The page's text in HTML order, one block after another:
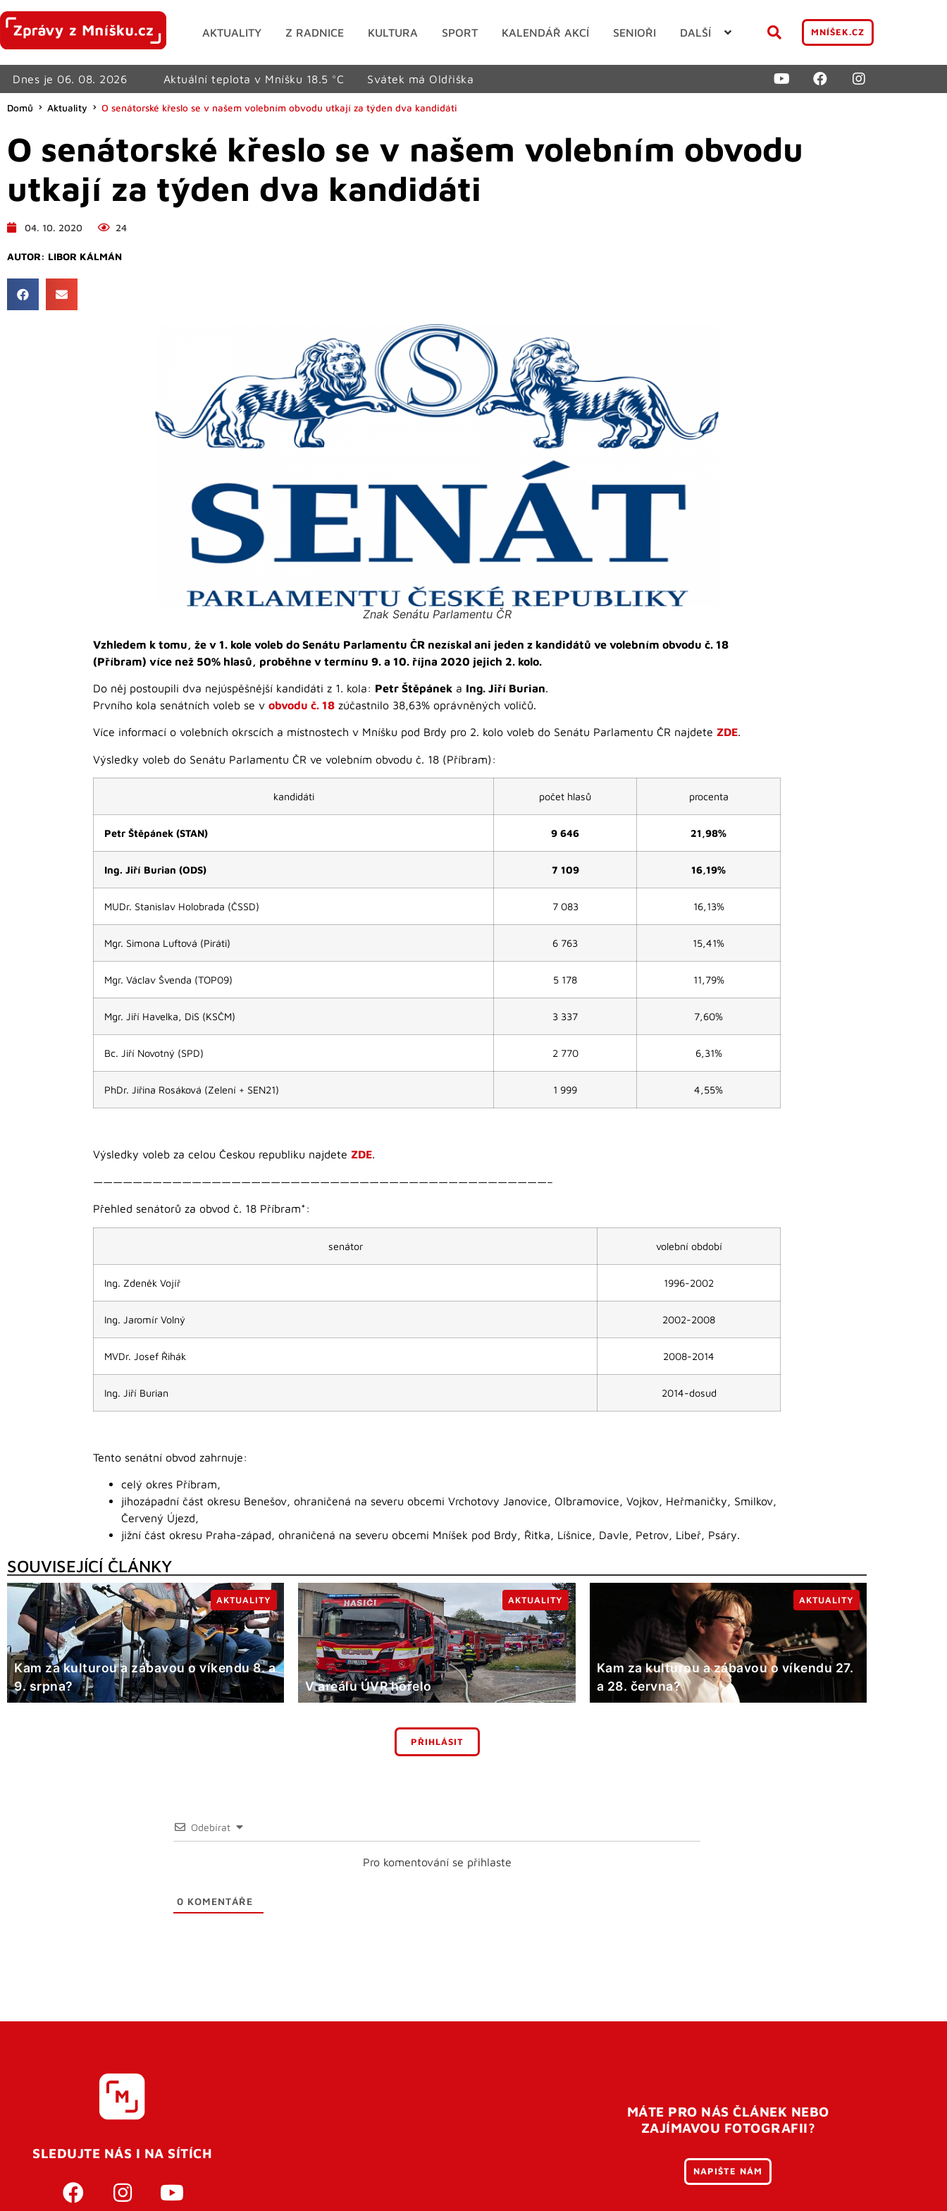
AKTUALITY Z RADNICE KULTURA SPORT KALENDÁŘ AKCÍ SENIOŘI DALŠÍ MNÍŠEK.CZ
Dnes je 06. 08. 2026 Aktuální teplota v Mníšku 18.5 °C Svátek má Oldřiška
Domů Aktuality O senátorské křeslo se v našem volebním obvodu utkají za týden dva kandidáti
O senátorské křeslo se v našem volebním obvodu
utkají za týden dva kandidáti
04. 10. 2020 24
AUTOR: LIBOR KÁLMÁN
Znak Senátu Parlamentu ČR
Vzhledem k tomu, že v 1. kole voleb do Senátu Parlamentu ČR nezískal ani jeden z kandidátů ve volebním obvodu č. 18
(Příbram) více než 50% hlasů, proběhne v termínu 9. a 10. října 2020 jejich 2. kolo.
Do něj postoupili dva nejúspěšnější kandidáti z 1. kola: Petr Štěpánek a Ing. Jiří Burian.
Prvního kola senátních voleb se v obvodu č. 18 zúčastnilo 38,63% oprávněných voličů.
Více informací o volebních okrscích a místnostech v Mníšku pod Brdy pro 2. kolo voleb do Senátu Parlamentu ČR najdete ZDE.
Výsledky voleb do Senátu Parlamentu ČR ve volebním obvodu č. 18 (Příbram):
kandidáti počet hlasů procenta
Petr Štěpánek (STAN) 9 646 21,98%
Ing. Jiří Burian (ODS) 7 109 16,19%
MUDr. Stanislav Holobrada (ČSSD) 7 083 16,13%
Mgr. Simona Luftová (Piráti) 6 763 15,41%
Mgr. Václav Švenda (TOP09) 5 178 11,79%
Mgr. Jiří Havelka, DiS (KSČM) 3 337 7,60%
Bc. Jiří Novotný (SPD) 2 770 6,31%
PhDr. Jiřina Rosáková (Zelení + SEN21) 1 999 4,55%
Výsledky voleb za celou Českou republiku najdete ZDE.
——————————————————————————————————————————————–
Přehled senátorů za obvod č. 18 Příbram*:
senátor volební období
Ing. Zdeněk Vojíř 1996-2002
Ing. Jaromír Volný 2002-2008
MVDr. Josef Řihák 2008-2014
Ing. Jiří Burian 2014-dosud
Tento senátní obvod zahrnuje:
celý okres Příbram,
jihozápadní část okresu Benešov, ohraničená na severu obcemi Vrchotovy Janovice, Olbramovice, Vojkov, Heřmaničky, Smilkov,
Červený Újezd,
jižní část okresu Praha-západ, ohraničená na severu obcemi Mníšek pod Brdy, Řitka, Líšnice, Davle, Petrov, Libeř, Psáry.
SOUVISEJÍCÍ ČLÁNKY
Kam za kulturou a zábavou o víkendu 8. a
9. srpna?
AKTUALITY
V areálu ÚVR hořelo
AKTUALITY
Kam za kulturou a zábavou o víkendu 27.
a 28. června?
AKTUALITY
PŘIHLÁSIT
Odebírat
Pro komentování se přihlaste
0 KOMENTÁŘE
SLEDUJTE NÁS I NA SÍTÍCH
MÁTE PRO NÁS ČLÁNEK NEBO
ZAJÍMAVOU FOTOGRAFII?
NAPIŠTE NÁM